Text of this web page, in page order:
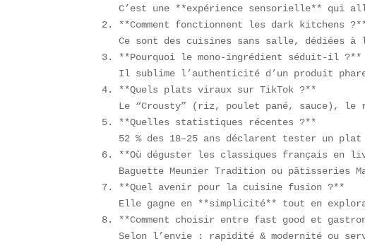
C’est une **expérience sensorielle** qui
2. **Comment fonctionnent les dark kitchens
Ce sont des cuisines sans salle, dédiées
3. **Pourquoi le mono-ingrédient séduit-il
Il sublime l’authenticité d’un produit
4. **Quels plats viraux sur TikTok ?**
Le “Crousty” (riz, poulet pané, sauce), le
5. **Quelles statistiques récentes ?**
52 % des 18–25 ans déclarent tester un
6. **Où déguster les classiques français en
Baguette Meunier Tradition ou pâtisseries
7. **Quel avenir pour la cuisine fusion ?**
Elle gagne en **simplicité** tout en
8. **Comment choisir entre fast good et
Selon l’envie : rapidité & modernité ou